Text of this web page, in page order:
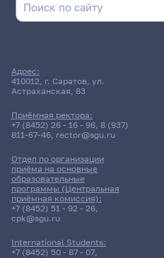
Адрес:
410012, г. Саратов, ул.
Астраханская, 83
Приёмная ректора:
+7 (8452) 26 - 16 - 96, 8 (937)
811-67-46, rector@sgu.ru
Отдел по организации
приёма на основные
образовательные
программы (Центральная
приёмная комиссия):
+7 (8452) 51 - 92 - 26,
cpk@sgu.ru
International Students:
+7 (8452) 50 - 87 - 07,